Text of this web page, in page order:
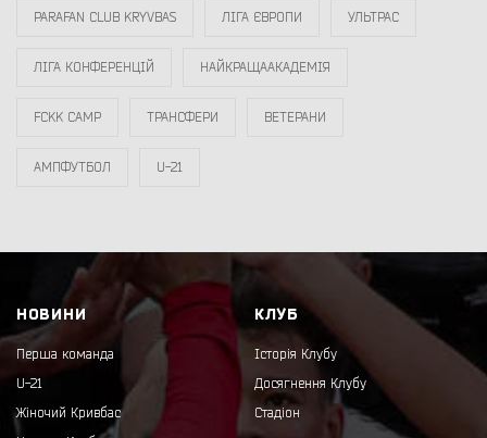
PARAFAN CLUB KRYVBAS ЛІГА ЄВРОПИ УЛЬТРАС
ЛІГА КОНФЕРЕНЦІЙ НАЙКРАЩААКАДЕМІЯ
FCKK CAMP ТРАНСФЕРИ ВЕТЕРАНИ
АМПФУТБОЛ U-21
НОВИНИ
Перша команда
U-21
Жіночий Кривбас
КЛУБ
Історія Клубу
Досягнення Клубу
Стадіон